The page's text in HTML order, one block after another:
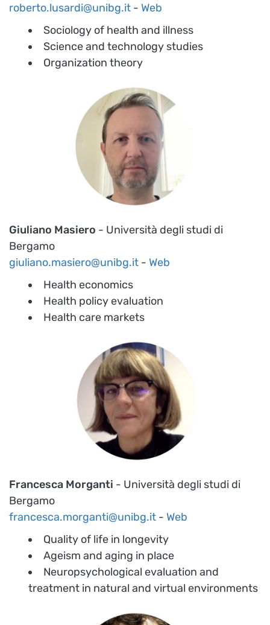
roberto.lusardi@unibg.it - Web
Sociology of health and illness
Science and technology studies
Organization theory
Giuliano Masiero - Università degli studi di
Bergamo
giuliano.masiero@unibg.it - Web
Health economics
Health policy evaluation
Health care markets
Francesca Morganti - Università degli studi di
Bergamo
francesca.morganti@unibg.it - Web
Quality of life in longevity
Ageism and aging in place
Neuropsychological evaluation and
treatment in natural and virtual environments